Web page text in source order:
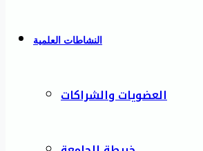
النشاطات العلمية
العضويات والشراكات